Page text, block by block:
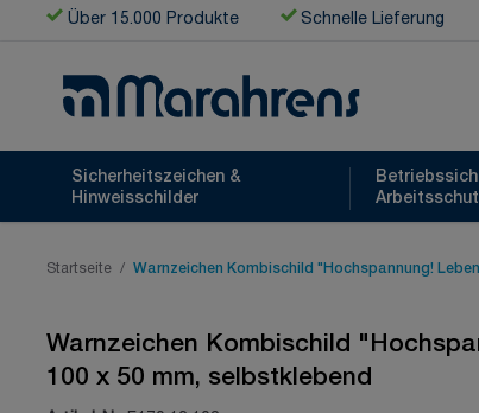
Zum Inhalt springen
Über 15.000 Produkte Schnelle Lieferung
Sicherheitszeichen &
Hinweisschilder
Startseite / Warnzeichen Kombischild "Hochspannung!
Warnzeichen Kombischild
100 x 50 mm, selbstklebend